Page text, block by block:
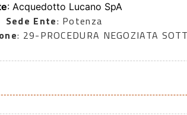
: Acquedotto Lucano SpA
Sede Ente: Potenza
: 29-PROCEDURA NEGOZIATA